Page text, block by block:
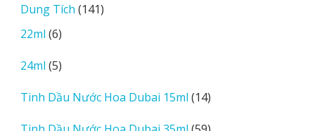
Dung Tích 141141
22ml 66
phẩm
24ml 55
phẩm
Tinh Dầu Nước Hoa Dubai 15ml 1414